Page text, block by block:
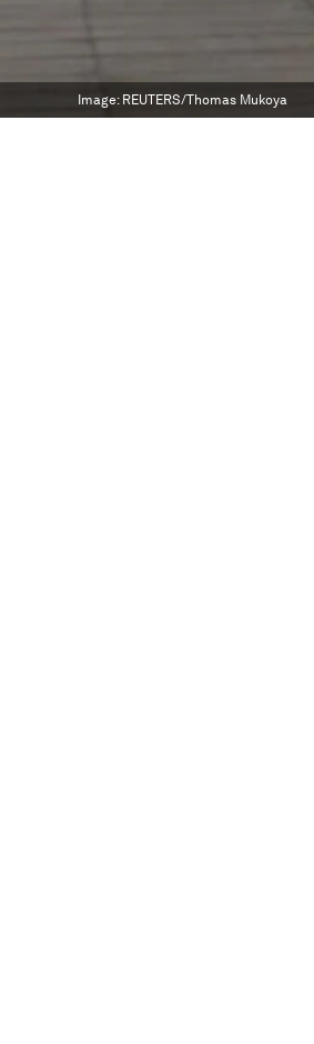
Image: REUTERS/Thomas Mukoya